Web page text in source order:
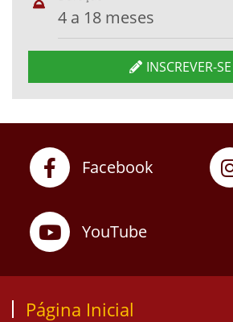
4 a 18 meses
INSCREVER-SE
Facebook
YouTube
Página Inicial